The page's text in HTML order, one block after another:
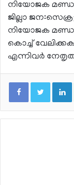
നിയോജക
ജില്ലാ
നിയോജക
കൊച്ച്
എന്നിവർ